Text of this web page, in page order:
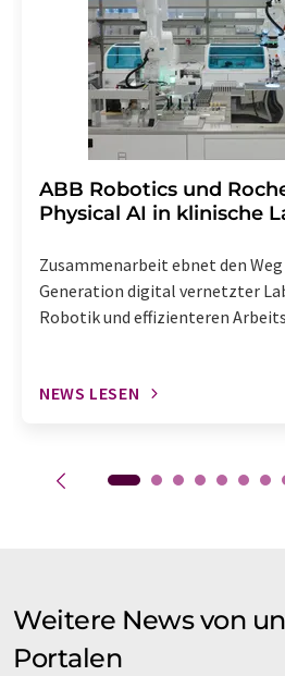
Abbestellung des entsprechenden
enthalten.
​​​​​​​ABB Robotics und
Physical AI in klinische
Zusammenarbeit ebnet den
Generation digital vernetzter
Robotik und effizienteren
NEWS LESEN
Weitere News von
Portalen